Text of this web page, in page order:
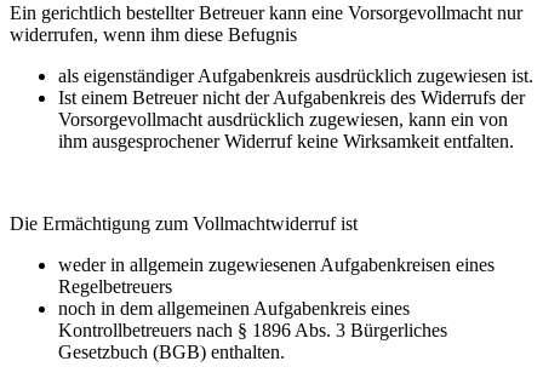
Ein gerichtlich bestellter Betreuer kann eine Vorsorgevollmacht nur
widerrufen, wenn ihm diese Befugnis
als eigenständiger Aufgabenkreis ausdrücklich zugewiesen ist.
Ist einem Betreuer nicht der Aufgabenkreis des Widerrufs der
Vorsorgevollmacht ausdrücklich zugewiesen, kann ein von
ihm ausgesprochener Widerruf keine Wirksamkeit entfalten.
Die Ermächtigung zum Vollmachtwiderruf ist
weder in allgemein zugewiesenen Aufgabenkreisen eines
Regelbetreuers
noch in dem allgemeinen Aufgabenkreis eines
Kontrollbetreuers nach § 1896 Abs. 3 Bürgerliches
Gesetzbuch (BGB) enthalten.